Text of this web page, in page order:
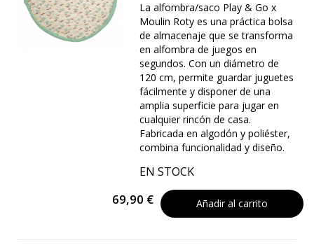
La alfombra/saco Play & Go x
Moulin Roty es una práctica bolsa
de almacenaje que se transforma
en alfombra de juegos en
segundos. Con un diámetro de
120 cm, permite guardar juguetes
fácilmente y disponer de una
amplia superficie para jugar en
cualquier rincón de casa.
Fabricada en algodón y poliéster,
combina funcionalidad y diseño.
EN STOCK
69,90 € Añadir al carrito